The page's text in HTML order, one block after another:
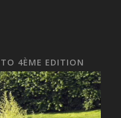
4ÈME EDITION